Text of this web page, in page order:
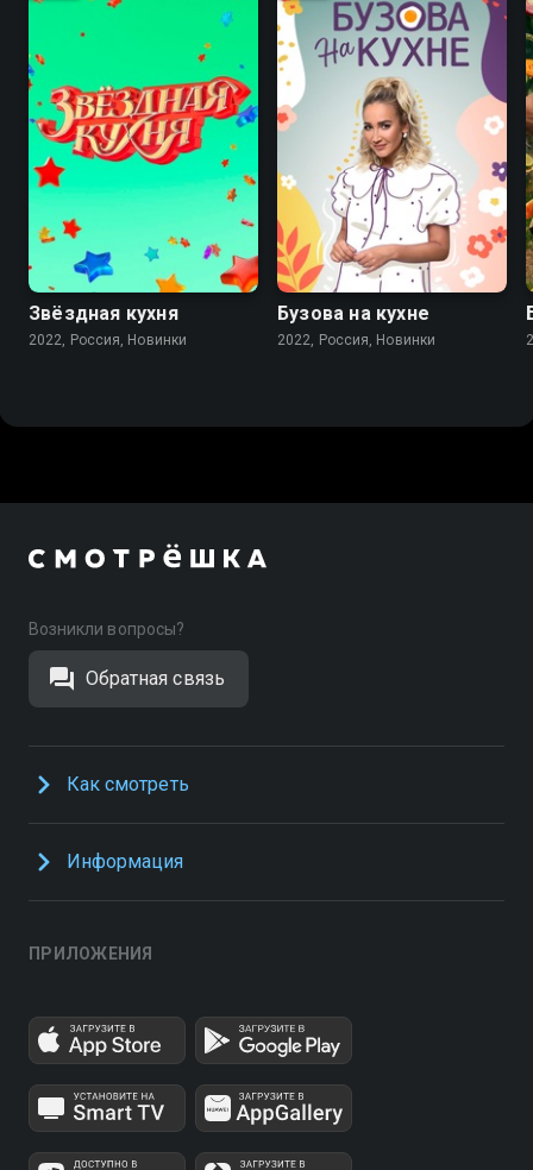
Звёздная кухня
2022, Россия, Новинки
Бузова на кухне
2022, Россия, Новинки
Возникли вопросы?
Обратная связь
Как смотреть
Информация
ПРИЛОЖЕНИЯ